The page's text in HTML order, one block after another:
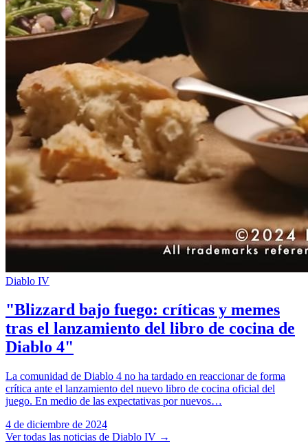
Diablo IV
"Blizzard bajo fuego: críticas y memes
tras el lanzamiento del libro de cocina de
Diablo 4"
La comunidad de Diablo 4 no ha tardado en reaccionar de forma
crítica ante el lanzamiento del nuevo libro de cocina oficial del
juego. En medio de las expectativas por nuevos…
4 de diciembre de 2024
Ver todas las noticias de Diablo IV →